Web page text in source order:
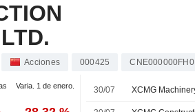
Acciones 000425 CNE000000FH0
Varia. 1 de enero. 30/07